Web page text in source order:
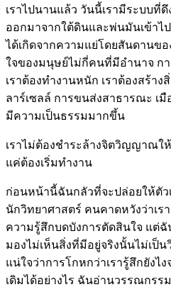
เราไปนานแล้ว วันนี้เรามีระบบที่
ออกมาจากใต้ดินและพ่นมันเข้าไ
ได้เกิดจากความแย่โดยสันดานข
ใจของมนุษย์ไม่กี่คนที่มีอำนาจ ก
เราต้องทำงานหนัก เราต้องสร้าง
ลาร์เซลล์ การขนส่งสาธารณะ เ
มีความเป็นธรรมมากขึ้น
เราไม่ต้องชำระล้างจิตวิญญาณให้
แค่ต้องเริ่มทำงาน
ก่อนหน้านี้ฉันกลัวที่จะปล่อยให้ตัว
นักวิทยาศาสตร์ คนคาดหวังว่าเร
ความรู้สึกบดบังการตัดสินใจ แต่ฉั
มองไม่เห็นสิ่งที่มีอยู่จริงนั้นไม่เป็
แน่ใจว่าการโกหกว่าเรารู้สึกยังไ
เดิมได้อย่างไร ฉันอ่านวรรณกรร